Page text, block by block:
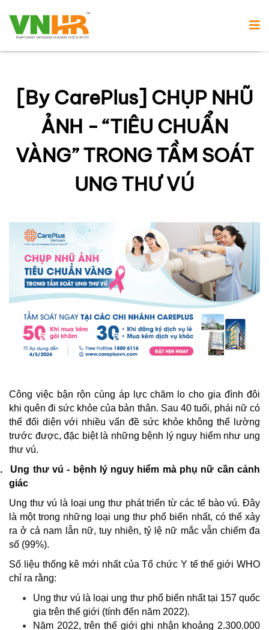
[By CarePlus] CHỤP NHŨ
ẢNH - “TIÊU CHUẨN
VÀNG” TRONG TẦM SOÁT
UNG THƯ VÚ
Công việc bận rộn cùng áp lực chăm lo cho gia đình đôi
khi quên đi sức khỏe của bản thân. Sau 40 tuổi, phái nữ có
thể đối diện với nhiều vấn đề sức khỏe không thể lường
trước được, đặc biệt là những bệnh lý nguy hiểm như ung
thư vú.
Ung thư vú - bệnh lý nguy hiểm mà phụ nữ cần cảnh
giác
Ung thư vú là loại ung thư phát triển từ các tế bào vú. Đây
là một trong những loại ung thư phổ biến nhất, có thể xảy
ra ở cả nam lẫn nữ, tuy nhiên, tỷ lệ nữ mắc vẫn chiếm đa
số (99%).
Số liệu thống kê mới nhất của Tổ chức Y tế thế giới WHO
chỉ ra rằng:
Ung thư vú là loại ung thư phổ biến nhất tại 157 quốc
gia trên thế giới (tính đến năm 2022).
Năm 2022, trên thế giới ghi nhận khoảng 2.300.000